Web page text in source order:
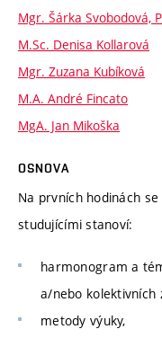
Mgr. Šárka Svobodová,
M.Sc. Denisa Kollarová
Mgr. Zuzana Kubíková
M.A. André Fincato
MgA. Jan Mikoška
OSNOVA
Na prvních hodinách
studujícími stanoví:
harmonogram a
a/nebo kolektivních
metody výuky,